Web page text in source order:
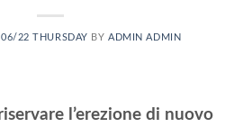
22 THURSDAY BYADMIN ADMIN
l’erezione di nuovo